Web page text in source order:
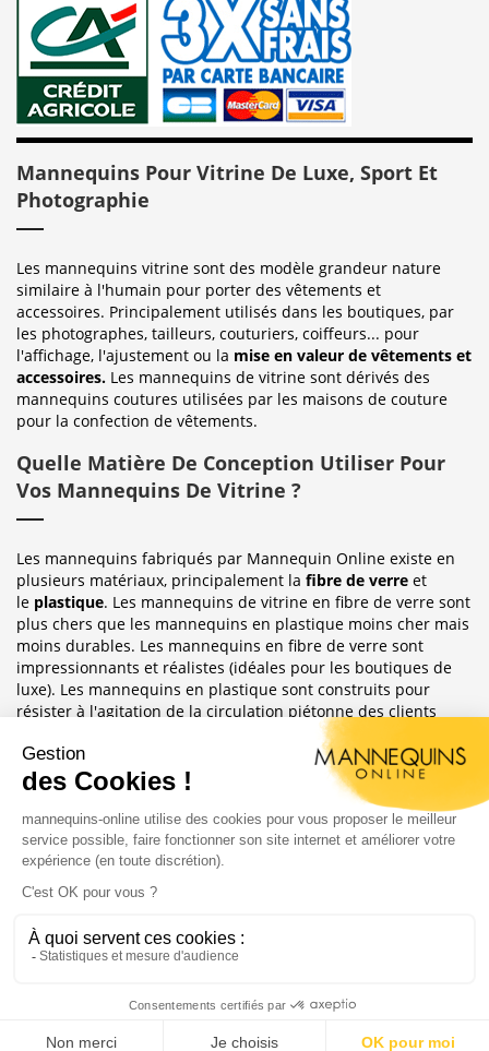
Mannequins Pour Vitrine De Luxe, Sport Et
Photographie
Les mannequins vitrine sont des modèle grandeur nature
similaire à l'humain pour porter des vêtements et
accessoires. Principalement utilisés dans les boutiques, par
les photographes, tailleurs, couturiers, coiffeurs... pour
l'affichage, l'ajustement ou la mise en valeur de vêtements et
accessoires. Les mannequins de vitrine sont dérivés des
mannequins coutures utilisées par les maisons de couture
pour la confection de vêtements.
Quelle Matière De Conception Utiliser Pour
Vos Mannequins De Vitrine ?
Les mannequins fabriqués par Mannequin Online existe en
plusieurs matériaux, principalement la fibre de verre et
le plastique. Les mannequins de vitrine en fibre de verre sont
plus chers que les mannequins en plastique moins cher mais
moins durables. Les mannequins en fibre de verre sont
impressionnants et réalistes (idéales pour les boutiques de
luxe). Les mannequins en plastique sont construits pour
résister à l'agitation de la circulation piétonne des clients
habituellement observée dans le magasin où ils sont placés.
Sublimez Vos Boutiques, Vitrines Et
Les mannequins sont idéales pour les magasins de détail, en
étalages de magasin ou décoration de vitrine. Ils ont
d'afficher leurs produits ou prendre des photos.
mannequin de vitrine
Création du site :
Agence Digitale Feya